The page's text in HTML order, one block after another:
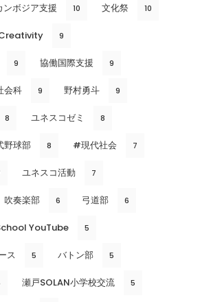
ンボジア支援 10 文化祭 10
9
9 協働国際支援 9
会科 9 野村勇斗 9
8 ユネスコゼミ 8
野球部 8 #現代社会 7
ユネスコ活動 7
吹奏楽部 6 弓道部 6
YouTube 5
ス 5 バトン部 5
瀬戸SOLAN小学校交流 5